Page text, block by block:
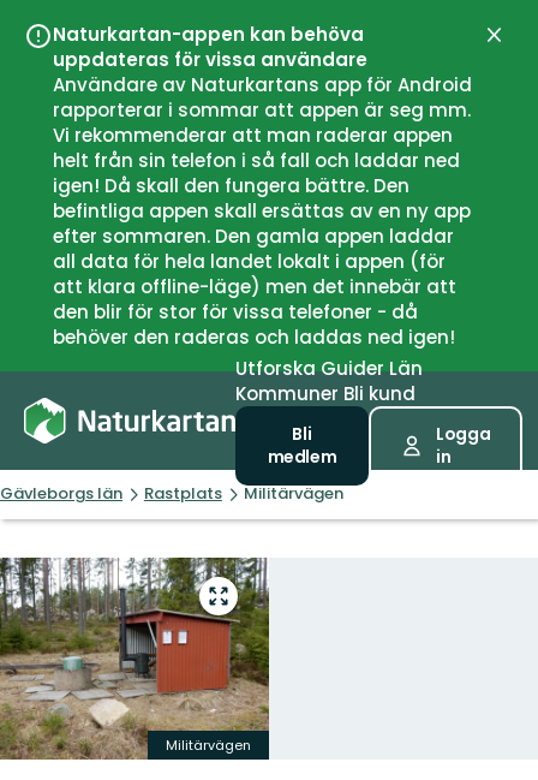
Naturkartan-appen kan behöva
uppdateras för vissa användare
Användare av Naturkartans app för Android
rapporterar i sommar att appen är seg mm.
Vi rekommenderar att man raderar appen
helt från sin telefon i så fall och laddar ned
igen! Då skall den fungera bättre. Den
befintliga appen skall ersättas av en ny app
efter sommaren. Den gamla appen laddar
all data för hela landet lokalt i appen (för
att klara offline-läge) men det innebär att
den blir för stor för vissa telefoner - då
behöver den raderas och laddas ned igen!
UtforskaGuiderLän
Kommuner Bli kund
Bli
medlem
Logga
in
Gävleborgs län Rastplats Militärvägen
Gå
till
helskärmsläge
Militärvägen